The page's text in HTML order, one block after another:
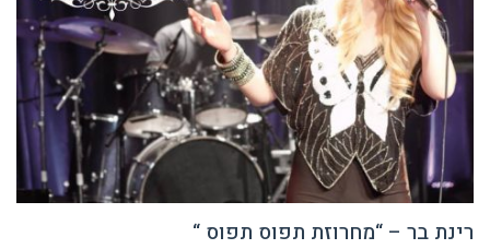
רינת בר – “מחרוזת תפוס תפוס “